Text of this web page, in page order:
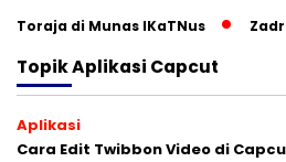
di Munas IKaTNus
TopikAplikasi Capcut
Aplikasi
Cara Edit Twibbon Video di